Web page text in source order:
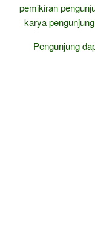
pemikiran
karya
Pengunjung